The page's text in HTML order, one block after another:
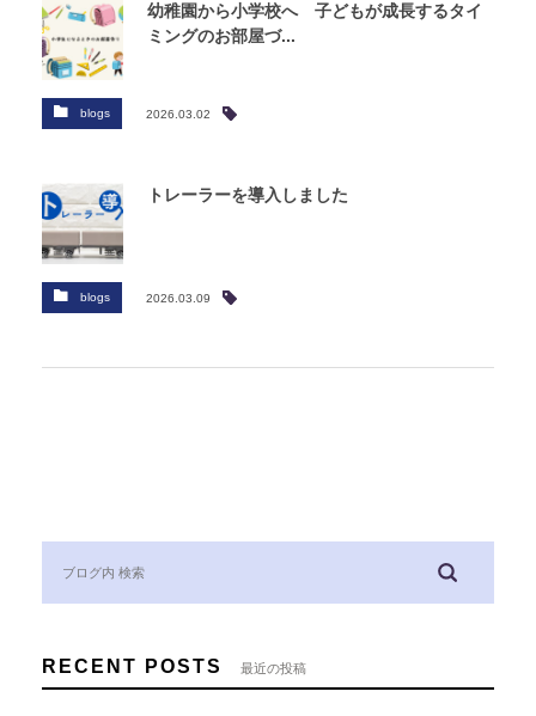
幼稚園から小学校へ 子どもが成長するタイ
ミングのお部屋づ...
blogs 2026.03.02
トレーラーを導入しました
blogs 2026.03.09
RECENT POSTS 最近の投稿